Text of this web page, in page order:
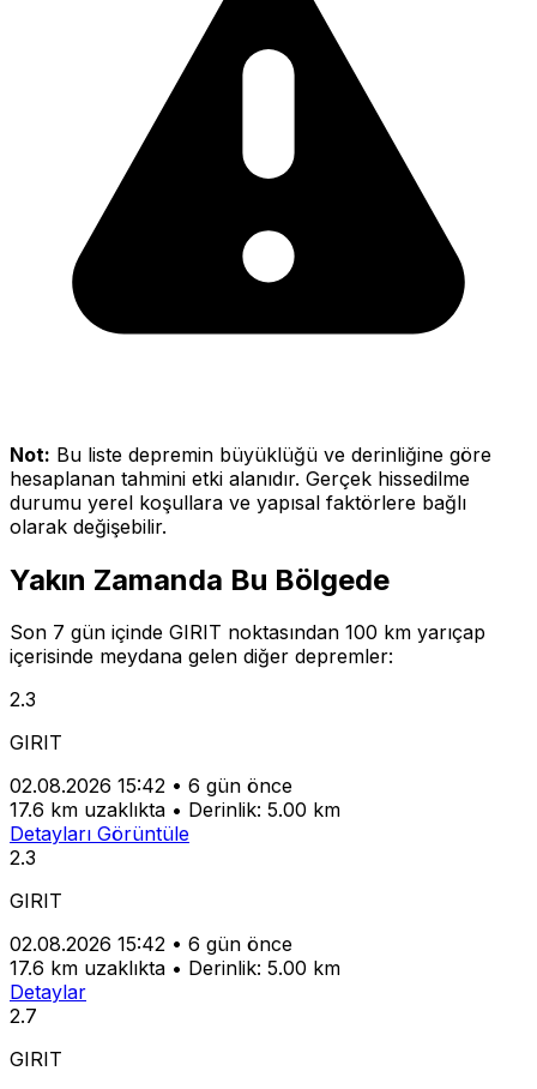
Not: Bu liste depremin büyüklüğü ve derinliğine göre
hesaplanan tahmini etki alanıdır. Gerçek hissedilme
durumu yerel koşullara ve yapısal faktörlere bağlı
olarak değişebilir.
Yakın Zamanda Bu Bölgede
Son 7 gün içinde GIRIT noktasından 100 km yarıçap
içerisinde meydana gelen diğer depremler:
2.3
GIRIT
02.08.2026 15:42 • 6 gün önce
17.6 km uzaklıkta • Derinlik: 5.00 km
Detayları Görüntüle
2.3
GIRIT
02.08.2026 15:42 • 6 gün önce
17.6 km uzaklıkta • Derinlik: 5.00 km
Detaylar
2.7
GIRIT